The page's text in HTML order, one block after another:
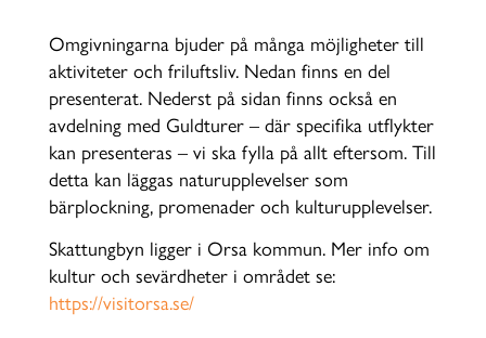
Omgivningarna bjuder på många möjligheter till
aktiviteter och friluftsliv. Nedan finns en del
presenterat. Nederst på sidan finns också en
avdelning med Guldturer – där specifika utflykter
kan presenteras – vi ska fylla på allt eftersom. Till
detta kan läggas naturupplevelser som
bärplockning, promenader och kulturupplevelser.
Skattungbyn ligger i Orsa kommun. Mer info om
kultur och sevärdheter i området se:
https://visitorsa.se/